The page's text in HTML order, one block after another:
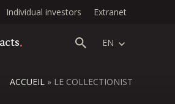
Individual investors Extranet
EN
ACCUEIL » LE COLLECTIONIST